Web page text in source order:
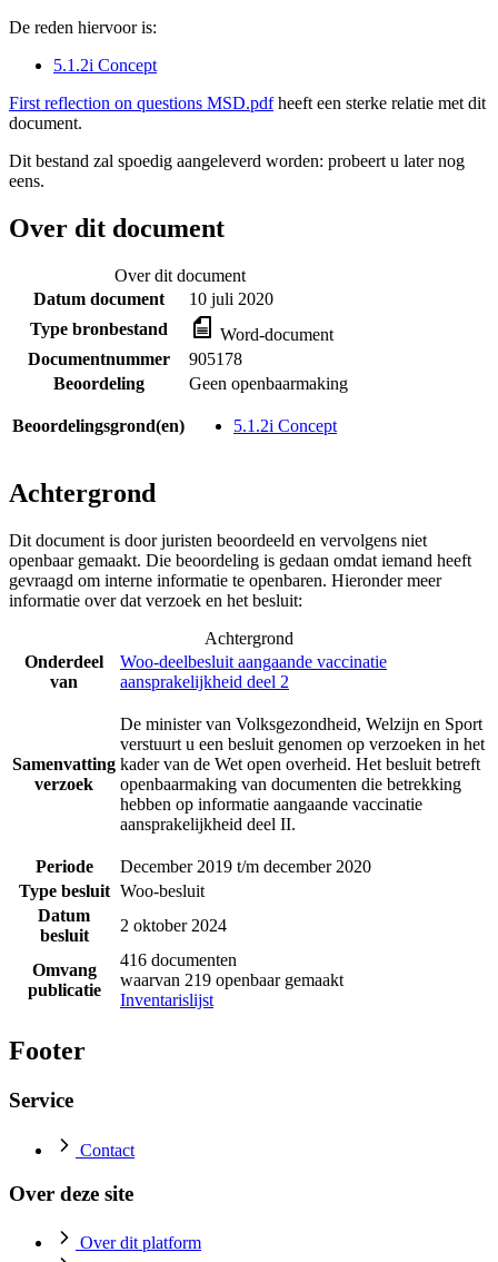
De reden hiervoor is:
5.1.2i Concept
First reflection on questions MSD.pdfheeft een sterke relatie met dit
document.
Dit bestand zal spoedig aangeleverd worden: probeert u later nog
eens.
Over dit document
Over dit document
Datum document
10 juli 2020
Type bronbestand
Word-document
Documentnummer
905178
Beoordeling
Geen openbaarmaking
Beoordelingsgrond(en) 5.1.2i Concept
Achtergrond
Dit document is door juristen beoordeeld en vervolgens niet
openbaar gemaakt. Die beoordeling is gedaan omdat iemand heeft
gevraagd om interne informatie te openbaren. Hieronder meer
informatie over dat verzoek en het besluit:
Achtergrond
Onderdeel
van
Woo-deelbesluit aangaande vaccinatie
aansprakelijkheid deel 2
Samenvatting
verzoek
De minister van Volksgezondheid, Welzijn en Sport
verstuurt u een besluit genomen op verzoeken in het
kader van de Wet open overheid. Het besluit betreft
openbaarmaking van documenten die betrekking
hebben op informatie aangaande vaccinatie
aansprakelijkheid deel II.
Periode
December 2019 t/m december 2020
Type besluit Woo-besluit
Datum
besluit
2 oktober 2024
Omvang
publicatie
416 documenten
waarvan 219 openbaar gemaakt
Inventarislijst
Footer
Service
Contact
Over deze site
Over dit platform